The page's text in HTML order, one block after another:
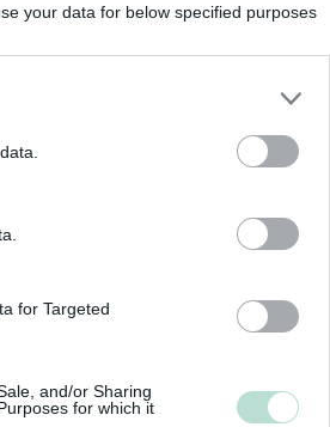
your data for below specified purposes
for Targeted
and/or Sharing
for which it
ja rahoituspalveluiden konsernia
tarjoamaan
Yhtiökoko
Suuret